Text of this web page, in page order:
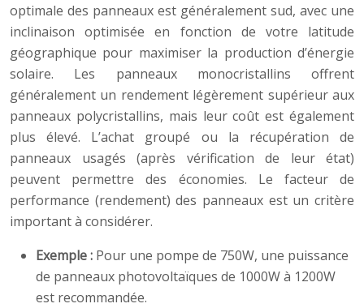
optimale des panneaux est généralement sud, avec une
inclinaison optimisée en fonction de votre latitude
géographique pour maximiser la production d’énergie
solaire. Les panneaux monocristallins offrent
généralement un rendement légèrement supérieur aux
panneaux polycristallins, mais leur coût est également
plus élevé. L’achat groupé ou la récupération de
panneaux usagés (après vérification de leur état)
peuvent permettre des économies. Le facteur de
performance (rendement) des panneaux est un critère
important à considérer.
Exemple : Pour une pompe de 750W, une puissance
de panneaux photovoltaïques de 1000W à 1200W
est recommandée.